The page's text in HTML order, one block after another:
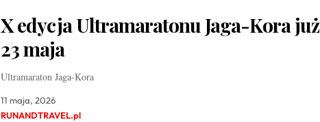
X edycja Ultramaratonu Jaga-Kora już
23 maja
Ultramaraton Jaga-Kora
11 maja, 2026
RUNANDTRAVEL.pl